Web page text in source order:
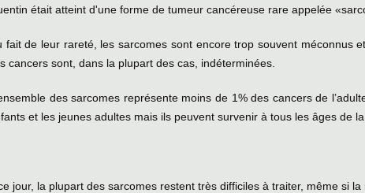
était atteint d'une forme de tumeur cancéreuse rare appelée
fait de leur rareté, les sarcomes sont encore trop souvent méconnus
cancers sont, dans la plupart des cas, indéterminées.
des sarcomes représente moins de 1% des cancers de
et les jeunes adultes mais ils peuvent survenir à tous les âges de la
jour, la plupart des sarcomes restent très difficiles à traiter, même si la